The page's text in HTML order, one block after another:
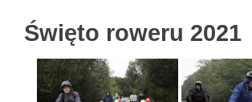
Święto roweru 2021